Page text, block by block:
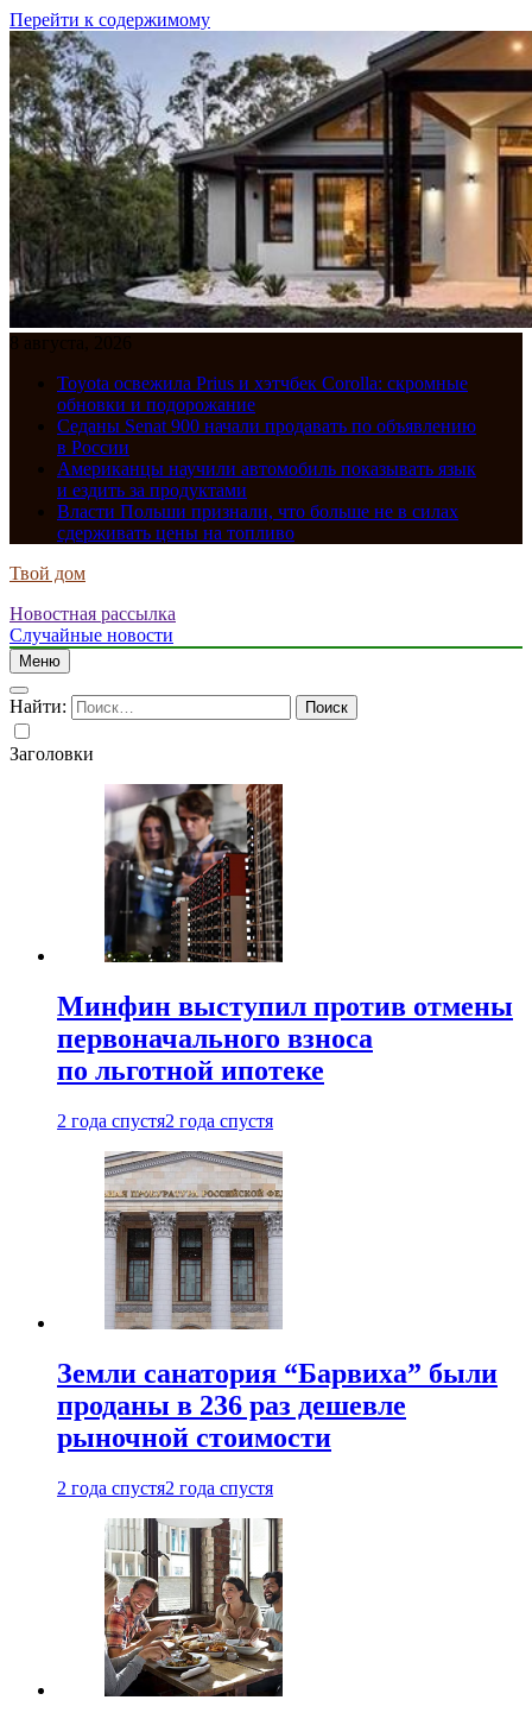
Перейти к содержимому
8 августа, 2026
Toyota освежила Prius и хэтчбек Corolla: скромные
обновки и подорожание
Седаны Senat 900 начали продавать по объявлению
в России
Американцы научили автомобиль показывать язык
и ездить за продуктами
Власти Польши признали, что больше не в силах
сдерживать цены на топливо
Твой дом
Новостная рассылка
Случайные новости
Меню
Найти:
Заголовки
Минфин выступил против отмены
первоначального взноса
по льготной ипотеке
2 года спустя2 года спустя
Земли санатория “Барвиха” были
проданы в 236 раз дешевле
рыночной стоимости
2 года спустя2 года спустя